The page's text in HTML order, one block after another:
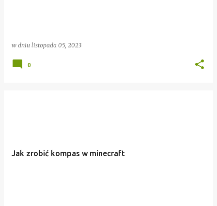
w dniu listopada 05, 2023
0
Jak zrobić kompas w minecraft